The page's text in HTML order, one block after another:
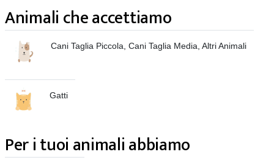
Animali che accettiamo
Cani Taglia Piccola, Cani Taglia Media, Altri Animali
Gatti
Per i tuoi animali abbiamo